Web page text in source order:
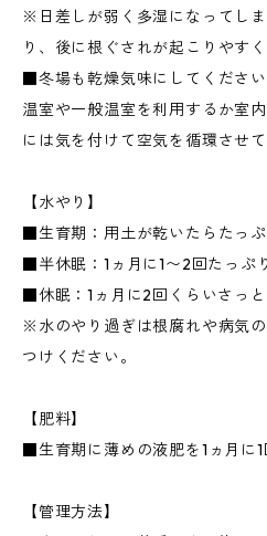
※日差しが弱く多湿になってし
り、後に根ぐされが起こりやす
■冬場も乾燥気味にしてくださ
温室や一般温室を利用するか室
には気を付けて空気を循環させて
【水やり】
■生育期：用土が乾いたらたっぷ
■半休眠：1ヵ月に1〜2回たっぷ
■休眠：1ヵ月に2回くらいさっと
※水のやり過ぎは根腐れや病気
つけください。
【肥料】
■生育期に薄めの液肥を1ヵ月に1
【管理方法】